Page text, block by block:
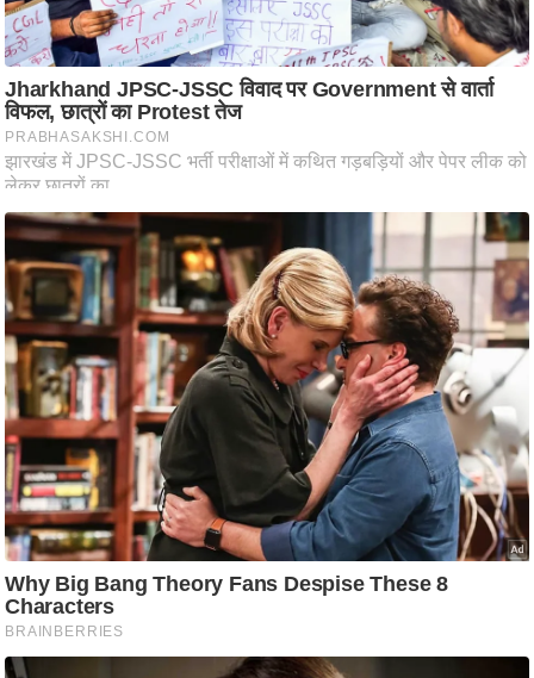
क्षा
ध
र्म
ज्यो
ति
ष
प्र
भु
म
हि
मा
/
र्म
स्थ
ल
व्र
त
त्यो
हा
र